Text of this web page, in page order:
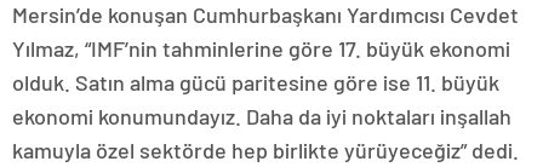
Mersin’de konuşan Cumhurbaşkanı Yardımcısı Cevdet
Yılmaz, “IMF’nin tahminlerine göre 17. büyük ekonomi
olduk. Satın alma gücü paritesine göre ise 11. büyük
ekonomi konumundayız. Daha da iyi noktaları inşallah
kamuyla özel sektörde hep birlikte yürüyeceğiz” dedi.